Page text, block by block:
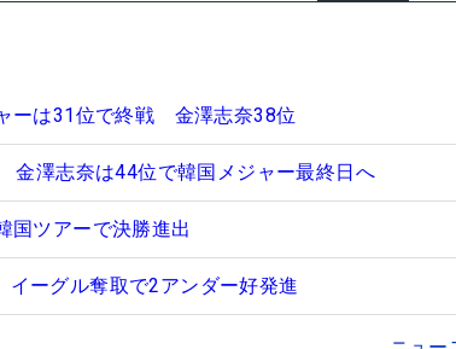
ーは31位で終戦 金澤志奈38位
澤志奈は44位で韓国メジャー最終日へ
ツアーで決勝進出
ーグル奪取で2アンダー好発進